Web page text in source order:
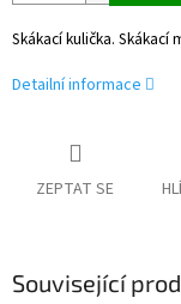
Skákací kulička.
Detailní informace
ZEPTAT SE
Související